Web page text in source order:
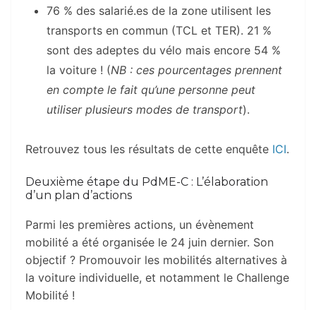
76 % des salarié.es de la zone utilisent les
transports en commun (TCL et TER). 21 %
sont des adeptes du vélo mais encore 54 %
la voiture ! (NB : ces pourcentages prennent
en compte le fait qu’une personne peut
utiliser plusieurs modes de transport).
Retrouvez tous les résultats de cette enquête ICI.
Deuxième étape du PdME-C : L’élaboration
d’un plan d’actions
Parmi les premières actions, un évènement
mobilité a été organisée le 24 juin dernier. Son
objectif ? Promouvoir les mobilités alternatives à
la voiture individuelle, et notamment le Challenge
Mobilité !